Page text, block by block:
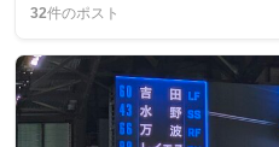
32件のポスト